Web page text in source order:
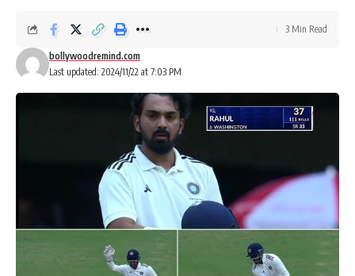
Last updated: 2024/11/22 at 7:03 PM
bollywoodremind.com
3 Min Read